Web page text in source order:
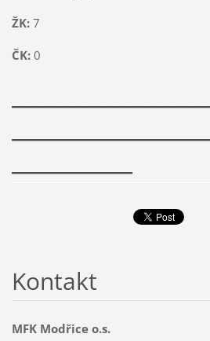
ŽK: 7
ČK: 0
Kontakt
MFK Modřice o.s.